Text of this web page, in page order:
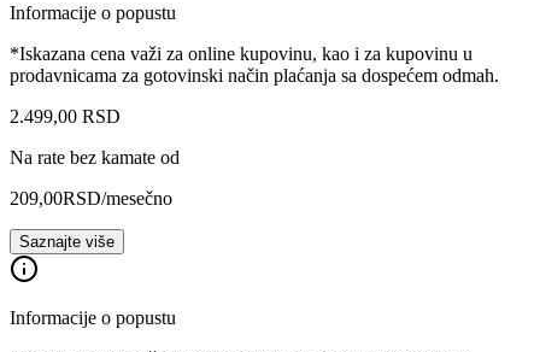
Informacije o popustu
*Iskazana cena važi za online kupovinu, kao i za kupovinu u
prodavnicama za gotovinski način plaćanja sa dospećem odmah.
2.499,00 RSD
Na rate bez kamate od
209,00RSD/mesečno
Saznajte više
Informacije o popustu